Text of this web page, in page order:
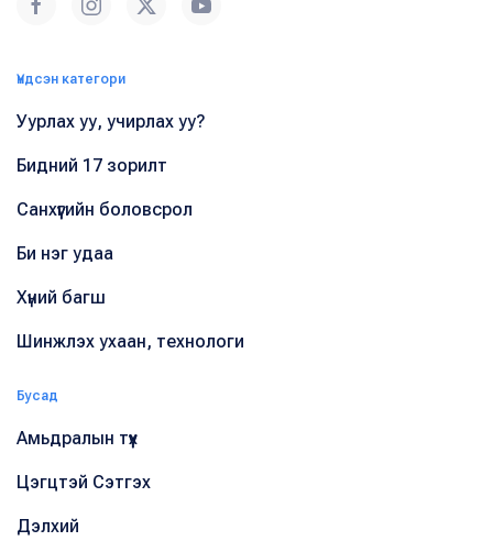
Үндсэн категори
Уурлах уу, учирлах уу?
Бидний 17 зорилт
Санхүүгийн боловсрол
Би нэг удаа
Хүний багш
Шинжлэх ухаан, технологи
Бусад
Амьдралын түүх
Цэгцтэй Сэтгэх
Дэлхий